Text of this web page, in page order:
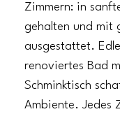
Zimmern: in
gehalten und mit
ausgestattet.
renoviertes Bad
Schminktisch
Ambiente. Jedes